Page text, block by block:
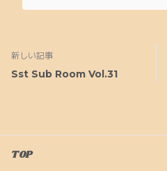
新しい記事
Sst Sub Room Vol.31
TOP